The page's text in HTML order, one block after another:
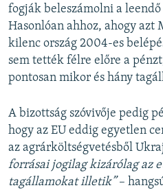
fogják beleszámolni a
Hasonlóan ahhoz, ahogy azt
kilenc ország 2004-es
sem tették félre előre a
pontosan mikor és hány
A bizottság szóvivője pedig
hogy az EU eddig egyetlen
az agrárköltségvetésből
forrásai jogilag kizárólag az
tagállamokat illetik”–